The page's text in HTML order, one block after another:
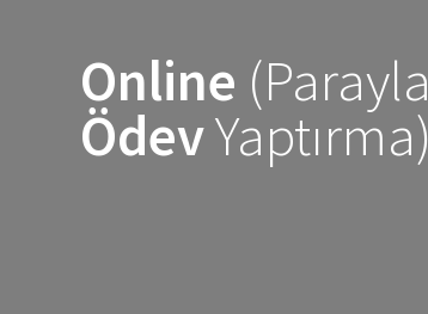
Online (Parayla
ÖdevYaptırma)